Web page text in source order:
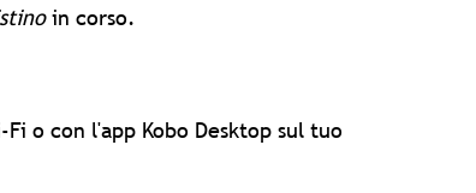
in corso.
o con l'app Kobo Desktop sul tuo